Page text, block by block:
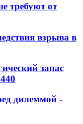
требуют от
взрыва в
запас
дилеммой -